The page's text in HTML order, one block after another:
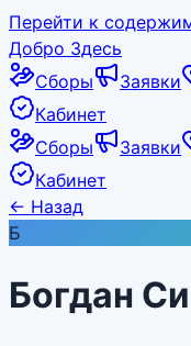
Перейти к
Добро Здесь
Сборы
Заявки
Кабинет
Сборы
Заявки
Кабинет
← Назад
Б
Богдан